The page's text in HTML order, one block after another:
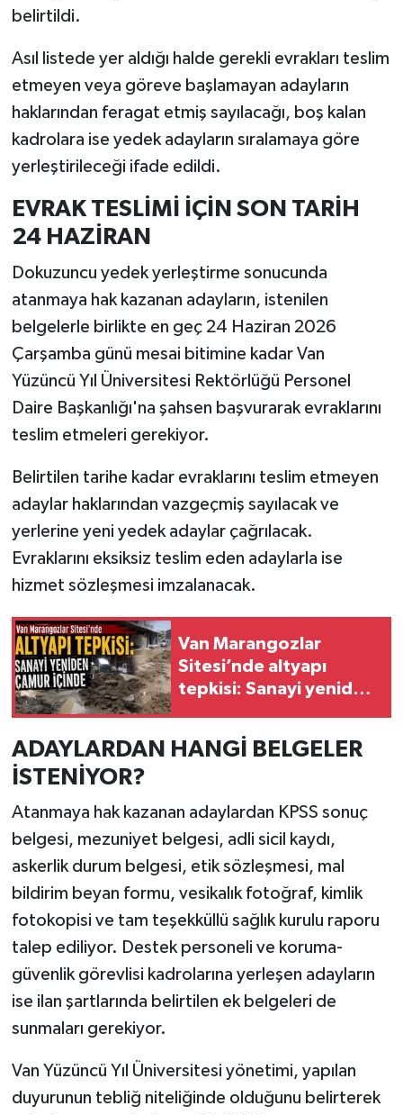
belirtildi.
Asıl listede yer aldığı halde gerekli evrakları teslim
etmeyen veya göreve başlamayan adayların
haklarından feragat etmiş sayılacağı, boş kalan
kadrolara ise yedek adayların sıralamaya göre
yerleştirileceği ifade edildi.
EVRAK TESLİMİ İÇİN SON TARİH
24 HAZİRAN
Dokuzuncu yedek yerleştirme sonucunda
atanmaya hak kazanan adayların, istenilen
belgelerle birlikte en geç 24 Haziran 2026
Çarşamba günü mesai bitimine kadar Van
Yüzüncü Yıl Üniversitesi Rektörlüğü Personel
Daire Başkanlığı'na şahsen başvurarak evraklarını
teslim etmeleri gerekiyor.
Belirtilen tarihe kadar evraklarını teslim etmeyen
adaylar haklarından vazgeçmiş sayılacak ve
yerlerine yeni yedek adaylar çağrılacak.
Evraklarını eksiksiz teslim eden adaylarla ise
hizmet sözleşmesi imzalanacak.
Van Marangozlar
Sitesi’nde altyapı
tepkisi: Sanayi yeniden
ADAYLARDAN HANGİ BELGELER
İSTENİYOR?
Atanmaya hak kazanan adaylardan KPSS sonuç
belgesi, mezuniyet belgesi, adli sicil kaydı,
askerlik durum belgesi, etik sözleşmesi, mal
bildirim beyan formu, vesikalık fotoğraf, kimlik
fotokopisi ve tam teşekküllü sağlık kurulu raporu
talep ediliyor. Destek personeli ve koruma-
güvenlik görevlisi kadrolarına yerleşen adayların
ise ilan şartlarında belirtilen ek belgeleri de
sunmaları gerekiyor.
Van Yüzüncü Yıl Üniversitesi yönetimi, yapılan
duyurunun tebliğ niteliğinde olduğunu belirterek